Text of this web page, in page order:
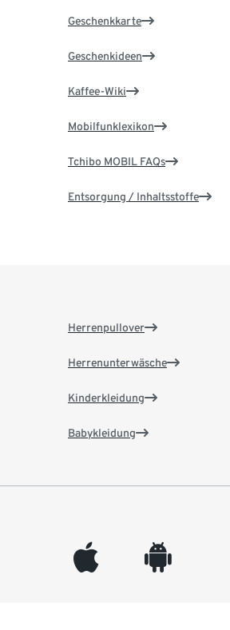
Geschenkkarte
Geschenkideen
Kaffee-Wiki
Mobilfunklexikon
Tchibo MOBIL FAQs
Entsorgung / Inhaltsstoffe
Herrenpullover
Herrenunterwäsche
Kinderkleidung
Babykleidung
appleinc android